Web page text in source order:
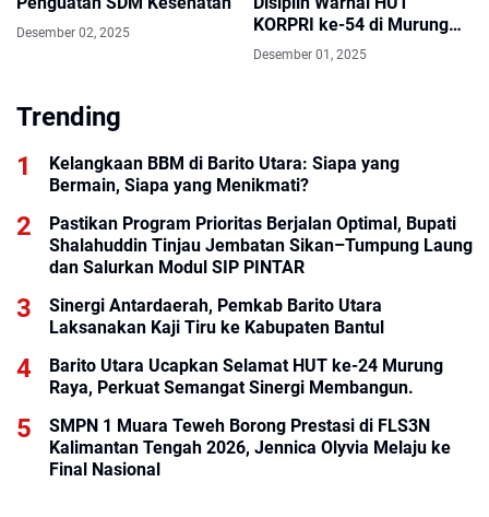
Desember 02, 2025
KORPRI ke-54 di Murung
Raya
Desember 01, 2025
Trending
Kelangkaan BBM di Barito Utara: Siapa yang
Bermain, Siapa yang Menikmati?
Pastikan Program Prioritas Berjalan Optimal, Bupati
Shalahuddin Tinjau Jembatan Sikan–Tumpung Laung
dan Salurkan Modul SIP PINTAR
Sinergi Antardaerah, Pemkab Barito Utara
Laksanakan Kaji Tiru ke Kabupaten Bantul
Barito Utara Ucapkan Selamat HUT ke-24 Murung
Raya, Perkuat Semangat Sinergi Membangun.
SMPN 1 Muara Teweh Borong Prestasi di FLS3N
Kalimantan Tengah 2026, Jennica Olyvia Melaju ke
Final Nasional